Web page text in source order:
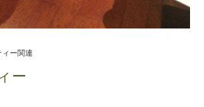
ィー関連
ー